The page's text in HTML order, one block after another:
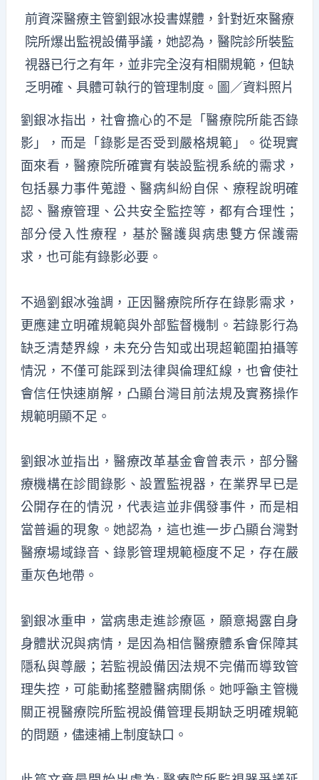
前資深醫療主管劉銀冰投書媒體，針對近來醫療
院所爆出監視設備爭議，她認為，醫院診所裝監
視器已行之有年，並非完全沒有相關規範，但缺
乏明確、具體可執行的管理制度。圖／資料照片
劉銀冰指出，社會擔心的不是「醫療院所能否錄
影」，而是「錄影是否受到嚴格規範」
。 從現實
面來看，醫療院所確實有裝設監視系統的需求，
包括暴力事件蒐證、醫病糾紛自保、療程說明確
認、醫療管理、公共安全監控等，都有合理性；
部分侵入性療程，基於醫護與病患雙方保護需
求，也可能有錄影必要。
不過劉銀冰強調，正因醫療院所存在錄影需求，
更應建立明確規範與外部監督機制。若錄影行為
缺乏清楚界線，未充分告知或出現超範圍拍攝等
情況，不僅可能踩到法律與倫理紅線，也會使社
會信任快速崩解，凸顯台灣目前法規及實務操作
規範明顯不足。
劉銀冰並指出，醫療改革基金會曾表示，部分醫
療機構在診間錄影、設置監視器，在業界早已是
公開存在的情況，代表這並非偶發事件，而是相
當普遍的現象。她認為，這也進一步凸顯台灣對
醫療場域錄音、錄影管理規範極度不足，存在嚴
重灰色地帶。
劉銀冰重申，當病患走進診療區，願意揭露自身
身體狀況與病情，是因為相信醫療體系會保障其
隱私與尊嚴 ； 若監視設備因法規不完備而導致管
理失控，可能動搖整體醫病關係。她呼籲主管機
關正視醫療院所監視設備管理長期缺乏明確規範
的問題，儘速補上制度缺口。